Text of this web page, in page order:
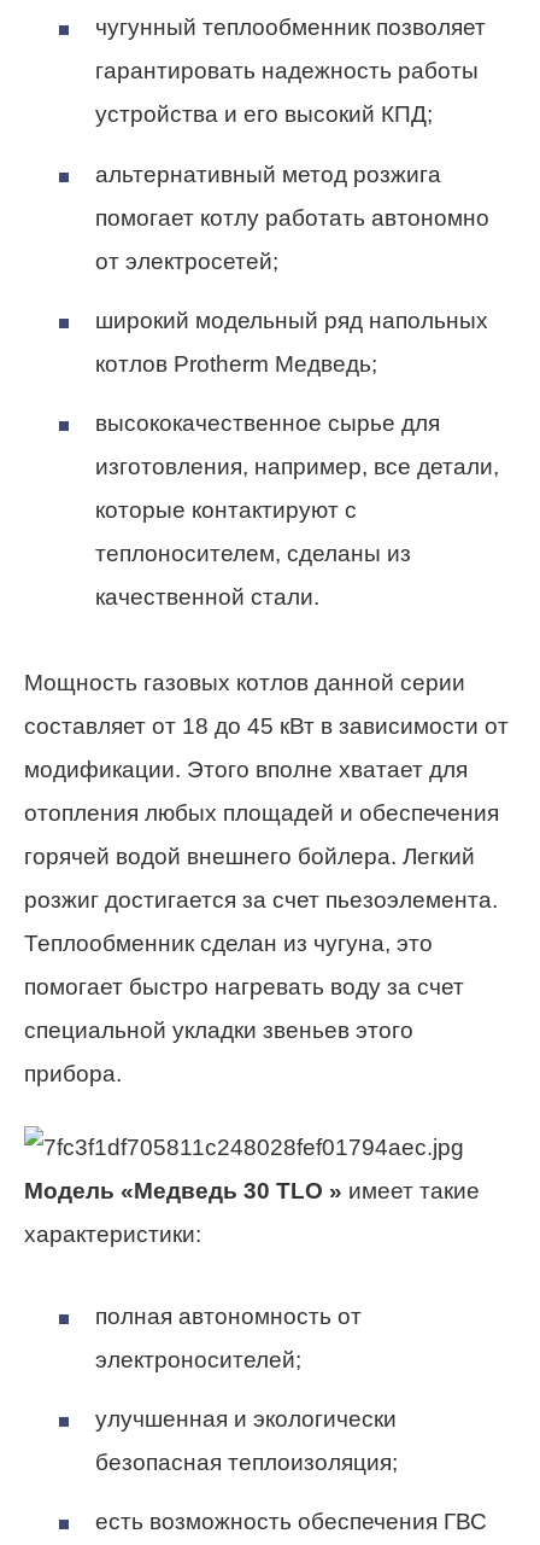
чугунный теплообменник позволяет
гарантировать надежность работы
устройства и его высокий КПД;
альтернативный метод розжига
помогает котлу работать автономно
от электросетей;
широкий модельный ряд напольных
котлов Protherm Медведь;
высококачественное сырье для
изготовления, например, все детали,
которые контактируют с
теплоносителем, сделаны из
качественной стали.
Мощность газовых котлов данной серии
составляет от 18 до 45 кВт в зависимости от
модификации. Этого вполне хватает для
отопления любых площадей и обеспечения
горячей водой внешнего бойлера. Легкий
розжиг достигается за счет пьезоэлемента.
Теплообменник сделан из чугуна, это
помогает быстро нагревать воду за счет
специальной укладки звеньев этого
прибора.
Модель «Медведь 30 TLO » имеет такие
характеристики:
полная автономность от
электроносителей;
улучшенная и экологически
безопасная теплоизоляция;
есть возможность обеспечения ГВС